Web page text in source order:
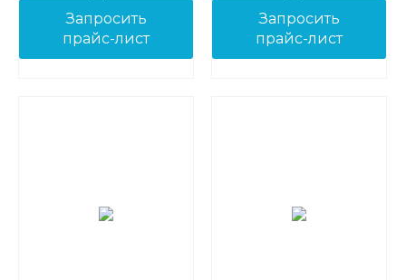
Запросить
прайс-лист
Запросить
прайс-лист